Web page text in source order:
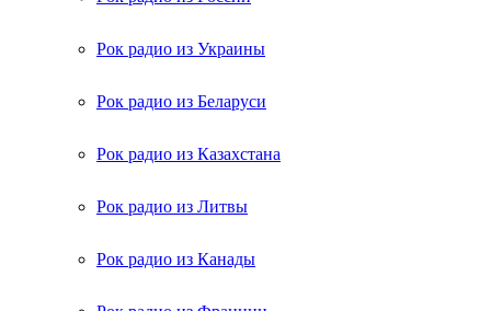
Рок радио из Украины
Рок радио из Беларуси
Рок радио из Казахстана
Рок радио из Литвы
Рок радио из Канады